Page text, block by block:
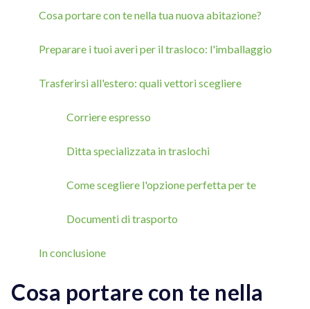
Cosa portare con te nella tua nuova abitazione?
Preparare i tuoi averi per il trasloco: l'imballaggio
Trasferirsi all'estero: quali vettori scegliere
Corriere espresso
Ditta specializzata in traslochi
Come scegliere l'opzione perfetta per te
Documenti di trasporto
In conclusione
Cosa portare con te nella